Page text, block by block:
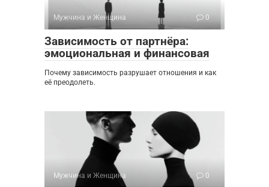
Мужчина и Женщина 0
Зависимость от партнёра:
эмоциональная и финансовая
Почему зависимость разрушает отношения и как
её преодолеть.
Мужчина и Женщина 0